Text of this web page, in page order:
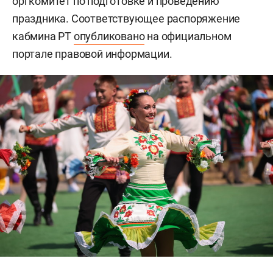
праздника. Соответствующее распоряжение
кабмина РТопубликованона официальном
портале правовой информации.